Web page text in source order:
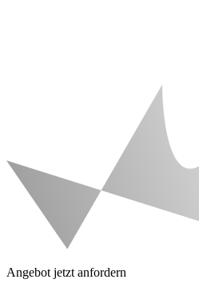
Angebot jetzt anfordern